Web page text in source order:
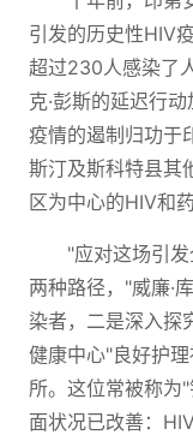
引发的历史性HIV
超过230人感染了
克·彭斯的延迟行
疫情的遏制归功于
斯汀及斯科特县其
区为中心的HIV和
"应对这场引
两种路径，"威廉·
染者，二是深入探
健康中心"良好护
所。这位常被称为
面状况已改善：